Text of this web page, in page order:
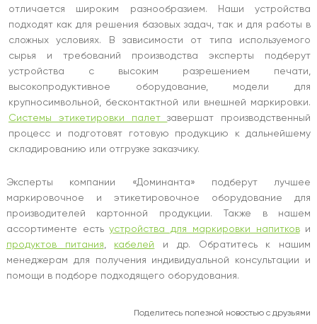
отличается широким разнообразием. Наши устройства
подходят как для решения базовых задач, так и для работы в
сложных условиях. В зависимости от типа используемого
сырья и требований производства эксперты подберут
устройства с высоким разрешением печати,
высокопродуктивное оборудование, модели для
крупносимвольной, бесконтактной или внешней маркировки.
Системы этикетировки палетзавершат производственный
процесс и подготовят готовую продукцию к дальнейшему
складированию или отгрузке заказчику.
Эксперты компании «Доминанта» подберут лучшее
маркировочное и этикетировочное оборудование для
производителей картонной продукции. Также в нашем
ассортименте естьустройства для маркировки напиткови
продуктов питания
кабелей и др. Обратитесь к нашим
менеджерам для получения индивидуальной консультации и
помощи в подборе подходящего оборудования.
Поделитесь полезной новостью с друзьями